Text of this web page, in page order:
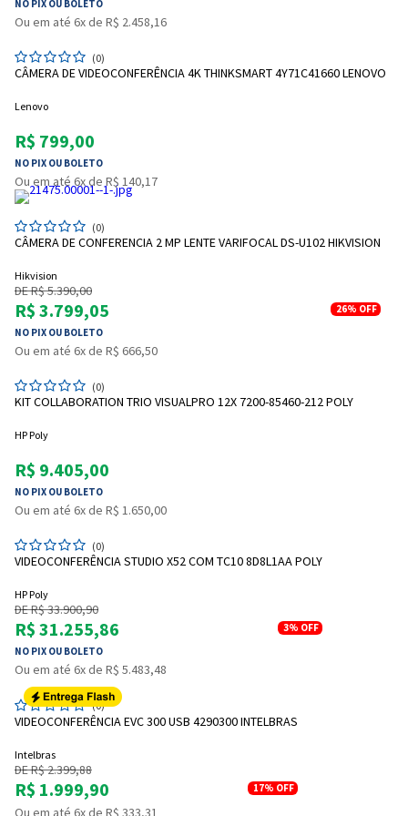
NO PIX OU BOLETO
Ou em até 6x de R$ 2.458,16
(0)
CÂMERA DE VIDEOCONFERÊNCIA 4K THINKSMART 4Y71C41660 LENOVO
Lenovo
R$ 799,00
NO PIX OU BOLETO
Ou em até 6x de R$ 140,17
(0)
CÂMERA DE CONFERENCIA 2 MP LENTE VARIFOCAL DS-U102 HIKVISION
Hikvision
DE R$ 5.390,00
R$ 3.799,05
NO PIX OU BOLETO
26% OFF
Ou em até 6x de R$ 666,50
(0)
KIT COLLABORATION TRIO VISUALPRO 12X 7200-85460-212 POLY
HP Poly
R$ 9.405,00
NO PIX OU BOLETO
Ou em até 6x de R$ 1.650,00
(0)
VIDEOCONFERÊNCIA STUDIO X52 COM TC10 8D8L1AA POLY
HP Poly
DE R$ 33.900,90
R$ 31.255,86
NO PIX OU BOLETO
3% OFF
Ou em até 6x de R$ 5.483,48
(0)
VIDEOCONFERÊNCIA EVC 300 USB 4290300 INTELBRAS
Intelbras
DE R$ 2.399,88
R$ 1.999,90 17% OFF
Ou em até 6x de R$ 333,31